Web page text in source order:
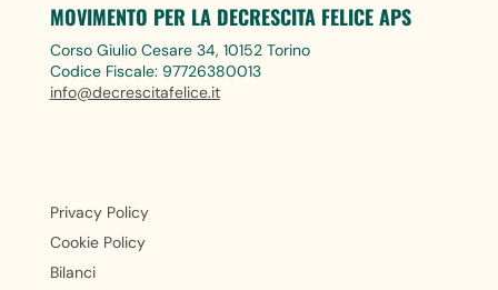
MOVIMENTO PER LA DECRESCITA FELICE APS
Corso Giulio Cesare 34, 10152 Torino
Codice Fiscale: 97726380013
info@decrescitafelice.it
Privacy Policy
Cookie Policy
Bilanci